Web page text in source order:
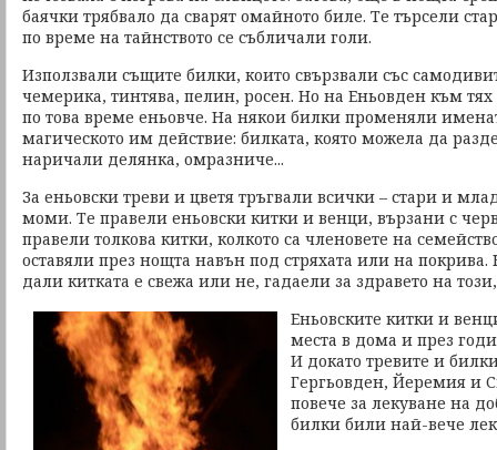
баячки трябвало да сварят омайното биле. Те търсели
по време на тайнството се събличали голи.
Използвали същите билки, които свързвали със
чемерика, тинтява, пелин, росен. Но на Еньовден към
по това време еньовче. На някои билки променяли
магическото им действие: билката, която можела да
наричали делянка, омразниче...
За еньовски треви и цветя тръгвали всички – стари и
моми. Те правели еньовски китки и венци, вързани с
правели толкова китки, колкото са членовете на
оставяли през нощта навън под стряхата или на покрива.
дали китката е свежа или не, гадаели за здравето на
Еньовските китки и
места в дома и през
И докато тревите и
Гергьовден, Йеремия и
повече за лекуване на
билки били най-вече лек